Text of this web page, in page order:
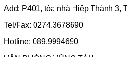
Add: P401, tòa nhà Hiệp Thành 3,
Tel/Fax: 0274.3678690
Hotline: 089.9994690